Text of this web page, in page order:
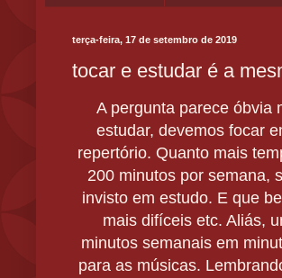
terça-feira, 17 de setembro de 2019
tocar e estudar é a
A pergunta parece óbvia
estudar, devemos focar
repertório. Quanto mais
200 minutos por semana,
invisto em estudo. E que
mais difíceis etc. Aliás,
minutos semanais em
para as músicas.